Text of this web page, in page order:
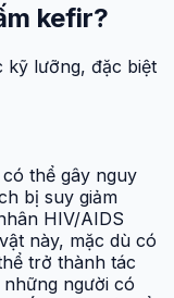
kefir?
kỹ lưỡng, đặc biệt
thể gây nguy
bị suy giảm
HIV/AIDS
này, mặc dù có
trở thành tác
người có